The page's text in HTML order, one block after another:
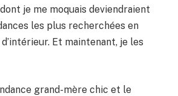
je me moquais deviendraient
les plus recherchées en
Et maintenant, je les
grand-mère chic et le